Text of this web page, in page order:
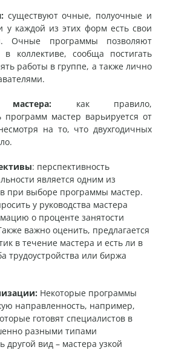
существуют очные, полуочные и
у каждой из этих форм есть свои
Очные программы позволяют
в коллективе, сообща постигать
работы в группе, а также лично
мастера: как правило,
программ мастер варьируется от
на то, что двухгодичных
: перспективность
является одним из
при выборе программы мастер.
у руководства мастера
о проценте занятости
важно оценить, предлагается
в течение мастера и есть ли в
трудоустройства или биржа
Некоторые программы
направленность, например,
готовят специалистов в
разными типами
другой вид – мастера узкой